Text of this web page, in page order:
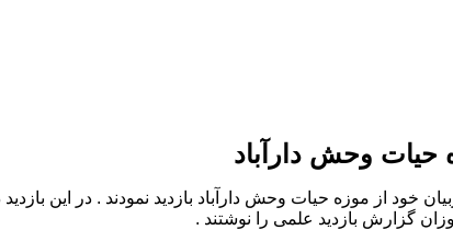
حیات وحش دارآباد
همراه مربیان خود از موزه حیات وحش دارآباد بازدید نمودند . در
گزارش بازدید علمی را نوشتند .